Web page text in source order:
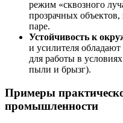
режим «сквозного
прозрачных объектов,
паре.
Устойчивость к
и усилителя
для работы в
пыли и брызг).
Примеры
промышленности